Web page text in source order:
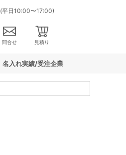
(平日10:00〜17:00)
問合せ 見積り
名入れ実績/受注企業